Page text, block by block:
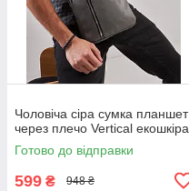
Чоловіча сіра сумка планшет
через плечо Vertical екошкіра
Готово до відправки
599 ₴ 948 ₴